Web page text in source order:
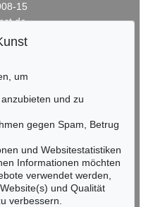
15
038
595
um
und zu
gegen Spam, Betrug
und Websitestatistiken
Informationen möchten
verwendet werden,
und Qualität
verbessern.